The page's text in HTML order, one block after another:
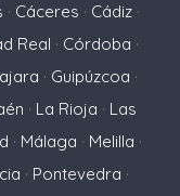
· Cáceres · Cádiz ·
Real · Córdoba ·
· Guipúzcoa ·
· La Rioja · Las
· Málaga · Melilla ·
· Pontevedra ·